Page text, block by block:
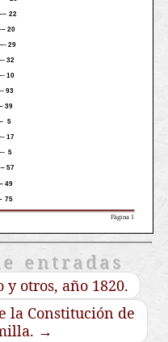
entradas
otros, año 1820.
la Constitución de
→